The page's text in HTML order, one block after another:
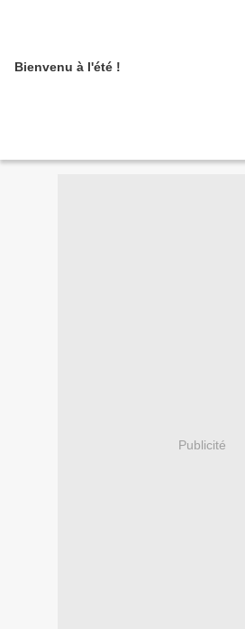
Bienvenu à l'été !
Publicité